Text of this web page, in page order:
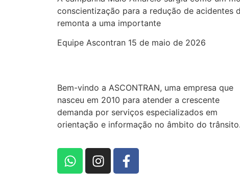
conscientização para a redução de acidentes
remonta a uma importante
Equipe Ascontran 15 de maio de 2026
Bem-vindo a ASCONTRAN, uma empresa que
nasceu em 2010 para atender a crescente
demanda por serviços especializados em
orientação e informação no âmbito do trânsito.